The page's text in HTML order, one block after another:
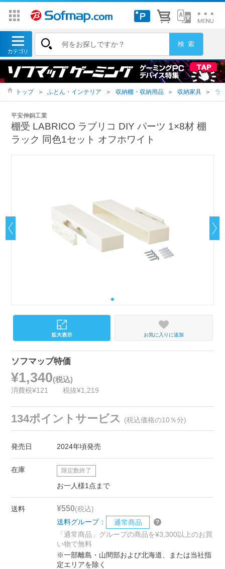
トップ ＞ ふとん・インテリア ＞ 収納棚・収納用品 ＞ 収納家具 ＞ ラ
平安伸銅工業
棚受 LABRICO ラブリコ DIY パーツ 1×8材 棚
ラック 同色1セット オフホワイト
お気に入りに追加
ソフマップ特価
¥1,340(税込)
消費税¥121 税抜¥1,219
134ポイントサービス (税込価格の10％分)
発売日 2024年頃発売
在庫 限定数終了
お一人様1点まで
送料 ¥550(税込)
送料グループ：
通常商品
「通常商品」グループの商品を¥3,300以上のお買
い物で無料
※一部離島・山間部および北海道、または当社指
定エリアを除く